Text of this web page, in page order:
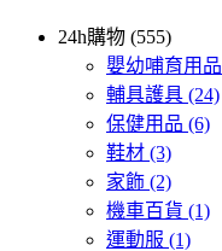
24h購物 (555)
嬰幼哺育用品
輔具護具 (24)
保健用品 (6)
鞋材 (3)
家飾 (2)
機車百貨 (1)
運動服 (1)